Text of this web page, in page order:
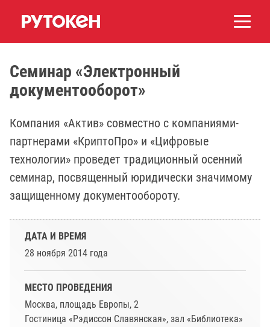
Семинар «Электронный
документооборот»
Компания «Актив» совместно с компаниями-
партнерами «КриптоПро» и «Цифровые
технологии» проведет традиционный осенний
семинар, посвященный юридически значимому
защищенному документообороту.
ДАТА И ВРЕМЯ
28 ноября 2014 года
МЕСТО ПРОВЕДЕНИЯ
Москва, площадь Европы, 2
Гостиница «Рэдиссон Славянская», зал «Библиотека»